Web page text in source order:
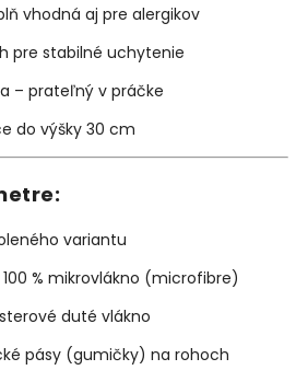
vhodná aj pre alergikov
pre stabilné uchytenie
– prateľný v práčke
do výšky 30 cm
variantu
100 % mikrovlákno (microfibre)
duté vlákno
pásy (gumičky) na rohoch